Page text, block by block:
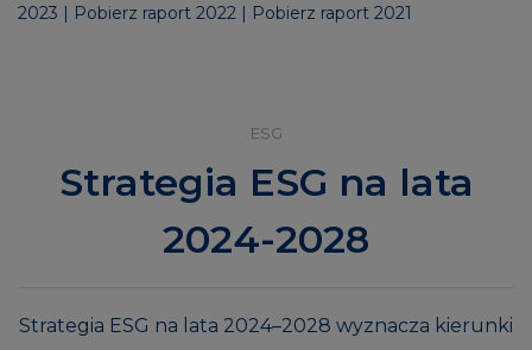
2023 | Pobierz raport 2022 | Pobierz raport 2021
ESG
Strategia ESG na lata
2024-2028
Strategia ESG na lata 2024–2028 wyznacza kierunki